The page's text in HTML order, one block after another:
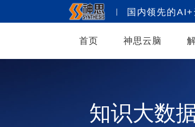
| 国内领先的
首页 神思云脑
知识大数